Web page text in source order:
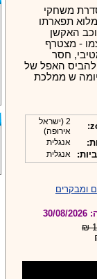
משחקי
תפארתו
האקשן
- מצטרף
חסר
להביס האפל של
ש ממלכת
2 (ישראל
אירופה)
אנגלית
אנגלית
ומבקרים